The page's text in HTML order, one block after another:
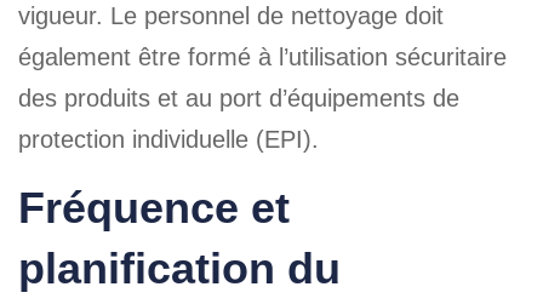
vigueur. Le personnel de nettoyage doit
également être formé à l’utilisation sécuritaire
des produits et au port d’équipements de
protection individuelle (EPI).
Fréquence et
planification du